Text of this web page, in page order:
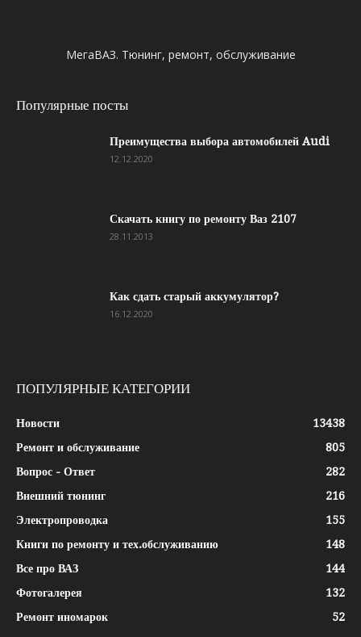
МегаВАЗ. Тюнинг, ремонт, обслуживание
Популярные посты
Преимущества выбора автомобилей Audi
12.12.2020
Скачать книгу по ремонту Ваз 2107
28.11.2013
Как сдать старый аккумулятор?
16.12.2020
ПОПУЛЯРНЫЕ КАТЕГОРИИ
Новости
13438
Ремонт и обслуживание
805
Вопрос - Ответ
282
Внешний тюнинг
216
Электропроводка
155
Книги по ремонту и тех.обслуживанию
148
Все про ВАЗ
144
Фотогалерея
132
Ремонт иномарок
52